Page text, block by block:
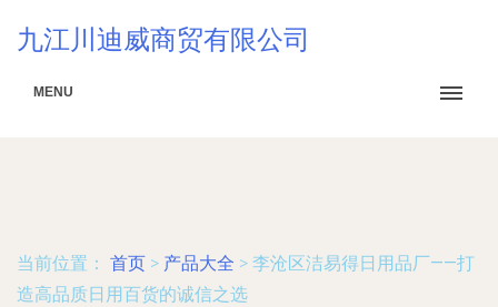
九江川迪威商贸有限公司
MENU
当前位置： 首页 > 产品大全 > 李沧区洁易得日用品厂——打
造高品质日用百货的诚信之选